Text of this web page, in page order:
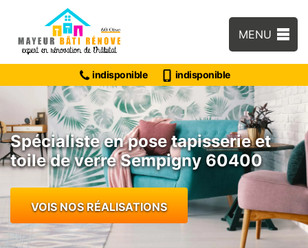
MENU
indisponible indisponible
Spécialiste en pose tapisserie et
toile de verre Sempigny 60400
VOIS NOS RÉALISATIONS